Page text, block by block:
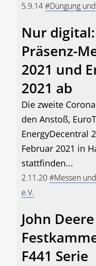
5.9.14#Düngung
Nur
Präsenz-
2021 und
2021 ab
Die zweite
den Anstoß,
EnergyDecentral
Februar 2021 in
stattfinden...
2.11.20#Messen
e.V.
John
F441 Serie